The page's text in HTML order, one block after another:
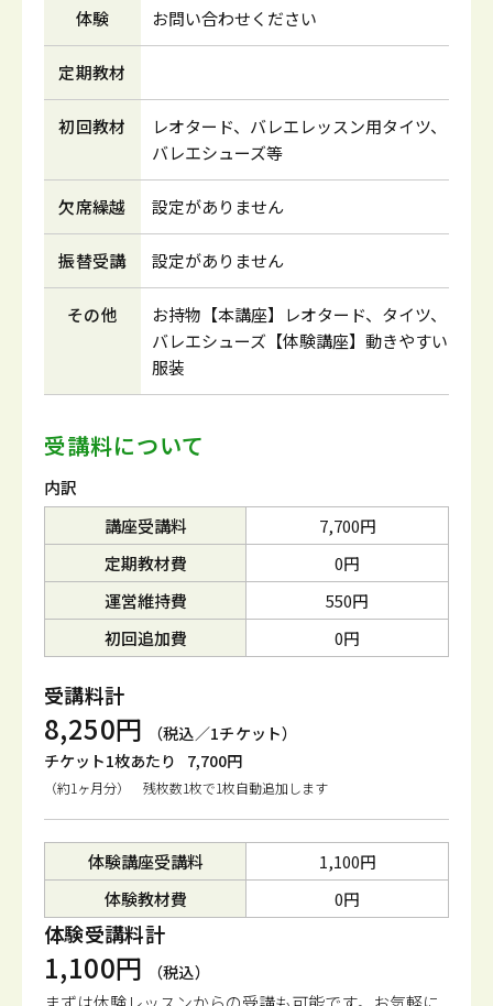
体験 お問い合わせください
定期教材
初回教材
レオタード、バレエレッスン用タイツ、
バレエシューズ等
欠席繰越 設定がありません
振替受講 設定がありません
その他
お持物【本講座】レオタード、タイツ、
バレエシューズ【体験講座】動きやすい
服装
受講料について
内訳
講座受講料
7,700円
定期教材費
0円
運営維持費
550円
初回追加費
0円
受講料計
8,250円
（税込／1チケット）
チケット1枚あたり
7,700円
（約1ヶ月分） 残枚数1枚で1枚自動追加します
体験講座受講料
1,100円
体験教材費
0円
体験受講料計
1,100円 （税込）